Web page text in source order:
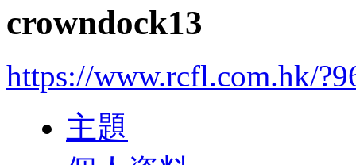
crowndock13
https://www.rcfl.com.hk/
主題